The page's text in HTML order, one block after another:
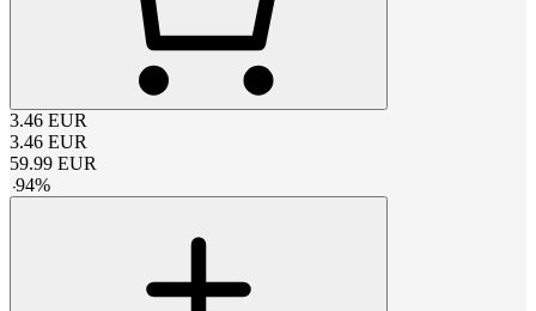
3.46 EUR
3.46 EUR
59.99 EUR
-94%